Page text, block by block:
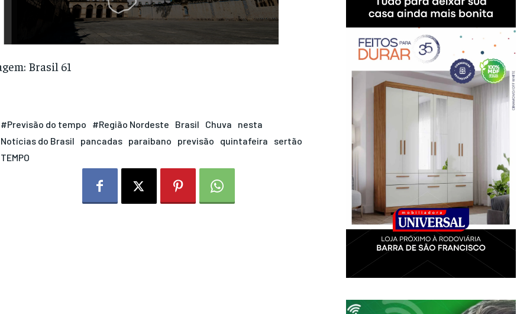
Brasil 61
#Previsão do tempo #Região Nordeste Brasil Chuva
nesta
Notícias do Brasil
pancadas paraibano previsão quintafeira
sertão
TEMPO